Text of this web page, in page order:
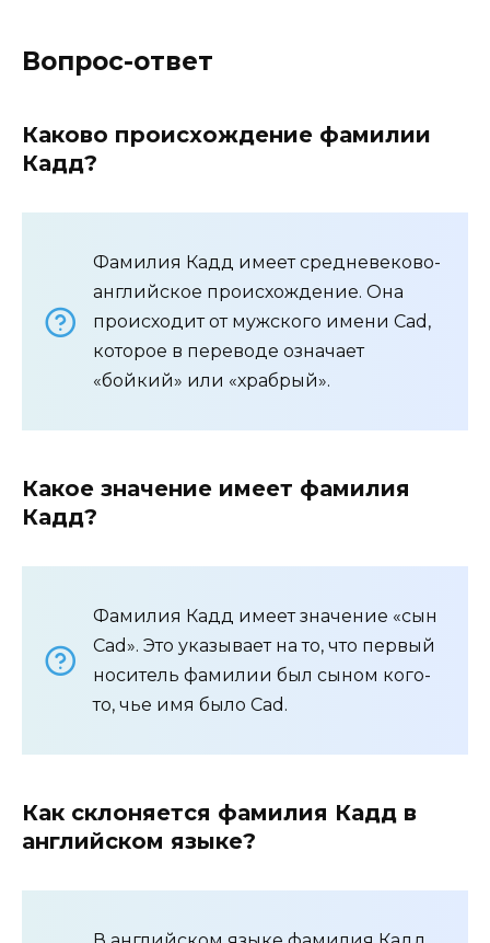
Вопрос-ответ
Каково происхождение фамилии
Кадд?
Фамилия Кадд имеет средневеково-
английское происхождение. Она
происходит от мужского имени Cad,
которое в переводе означает
«бойкий» или «храбрый».
Какое значение имеет фамилия
Кадд?
Фамилия Кадд имеет значение «сын
Cad». Это указывает на то, что первый
носитель фамилии был сыном кого-
то, чье имя было Cad.
Как склоняется фамилия Кадд в
английском языке?